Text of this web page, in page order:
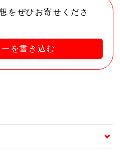
をぜひお寄せくださ
を書き込む